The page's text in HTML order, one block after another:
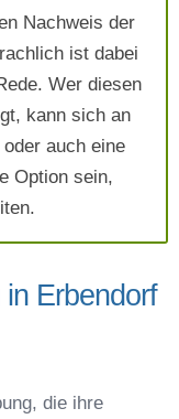
Nachweis der
ist dabei
Wer diesen
kann sich an
auch eine
Option sein,
Erbendorf
die ihre